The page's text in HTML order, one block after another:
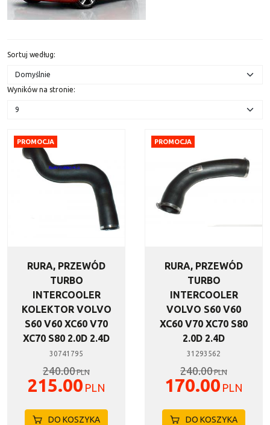
Sortuj według:
Wyników na stronie:
PROMOCJA
RURA, PRZEWÓD
TURBO
INTERCOOLER
KOLEKTOR VOLVO
S60 V60 XC60 V70
XC70 S80 2.0D 2.4D
30741795
240.00PLN
215.00 PLN
DO KOSZYKA
PROMOCJA
RURA, PRZEWÓD
TURBO
INTERCOOLER
VOLVO S60 V60
XC60 V70 XC70 S80
2.0D 2.4D
31293562
240.00PLN
170.00 PLN
DO KOSZYKA